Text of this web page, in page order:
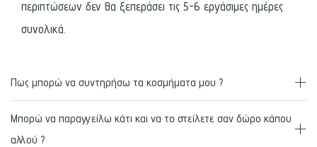
περιπτώσεων δεν θα ξεπεράσει τις 5-6 εργάσιμες ημέρες
συνολικά.
Πως μπορώ να συντηρήσω τα κοσμήματα μου ?
Μπορώ να παραγγείλω κάτι και να το στείλετε σαν δώρο κάπου
αλλού ?